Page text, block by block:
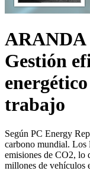
ARANDA
Gestión
trabajo
Según PC Energy
carbono mundial. Los
emisiones de CO2, lo
millones de vehículos